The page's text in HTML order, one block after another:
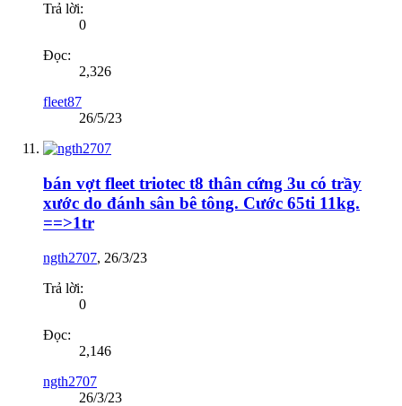
Trả lời:
0
Đọc:
2,326
fleet87
26/5/23
bán vợt fleet triotec t8 thân cứng 3u có trầy
xước do đánh sân bê tông. Cước 65ti 11kg.
==>1tr
ngth2707, 26/3/23
Trả lời:
0
Đọc:
2,146
ngth2707
26/3/23